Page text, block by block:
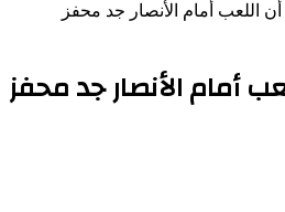
أن اللعب أمام الأنصار جد محفز
أمام الأنصار جد محفز